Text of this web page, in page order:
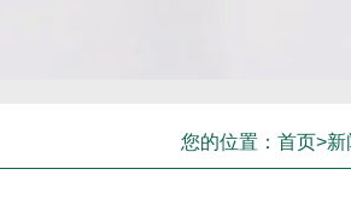
您的位置： 首页>新